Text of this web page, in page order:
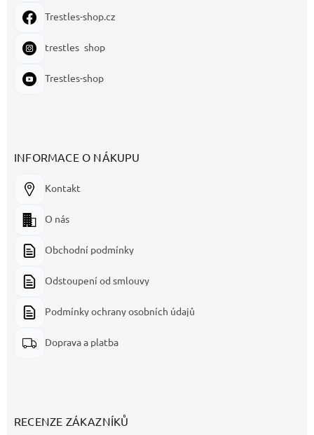
Trestles-shop.cz
trestles_shop
Trestles-shop
INFORMACE O NÁKUPU
Kontakt
O nás
Obchodní podmínky
Odstoupení od smlouvy
Podmínky ochrany osobních údajů
Doprava a platba
RECENZE ZÁKAZNÍKŮ